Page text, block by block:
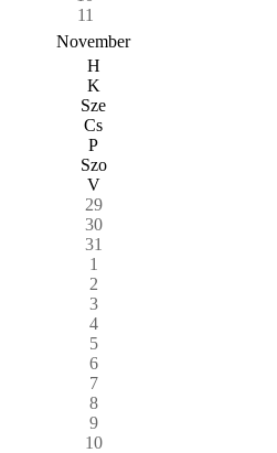
11
November
H
K
Sze
Cs
P
Szo
V
29
30
31
1
2
3
4
5
6
7
8
9
10